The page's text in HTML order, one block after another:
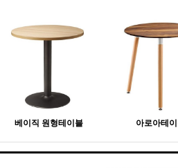
베이직 원형테이블 아로아테